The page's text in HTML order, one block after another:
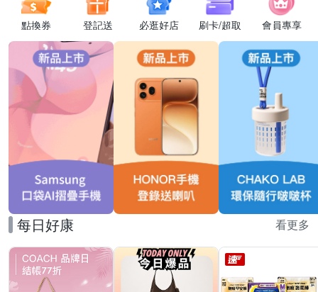
點換券 登記送 必逛好店 刷卡/超取 會員專享
每日好康 看更多